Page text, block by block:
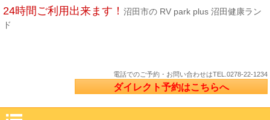
24時間ご利用出来ます！ 沼田市の RV park plus 沼田健康ラン
ド
電話でのご予約・お問い合わせはTEL.0278-22-1234
ダイレクト予約はこちらへ